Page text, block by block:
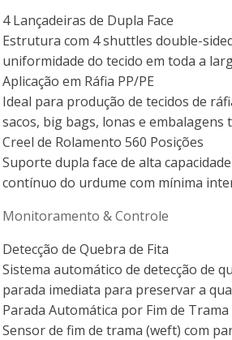
4 Lançadeiras de Dupla Face
Estrutura com 4 shuttles double-
uniformidade do tecido em toda a
Aplicação em Ráfia PP/PE
Ideal para produção de tecidos de
sacos, big bags, lonas e embalagens
Creel de Rolamento 560 Posições
Suporte dupla face de alta
contínuo do urdume com mínima
Monitoramento & Controle
Detecção de Quebra de Fita
Sistema automático de detecção de
parada imediata para preservar a
Parada Automática por Fim de Trama
Sensor de fim de trama (weft) com